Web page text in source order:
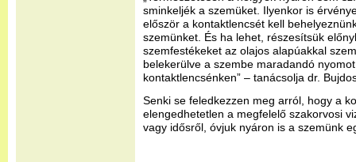
sminkeljék a szemüket. Ilyenkor is
először a kontaktlencsét kell
szemünket. És ha lehet, részesítsük
szemfestékeket az olajos alapúakkal
belekerülve a szembe maradandó
kontaktlencsénken” – tanácsolja dr.
Senki se feledkezzen meg arról, hogy a
elengedhetetlen a megfelelő szakorvosi
vagy idősről, óvjuk nyáron is a szemünk